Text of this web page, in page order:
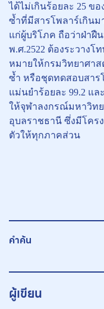
ได้ไม่เกินร้อยละ 25 ข
ซ้ำที่มีสารโพลาร์เกิน
แก่ผู้บริโภค ถือว่าฝ่าฝื
พ.ศ.2522 ต้องระวางโ
หมายให้กรมวิทยาศา
ซ้ำ หรือชุดทดสอบสาร
แม่นยำร้อยละ 99.2 แ
ให้จุฬาลงกรณ์มหาวิท
อุบลราชธานี ซึ่งมีโคร
ตัวให้ทุกภาคส่วน
คำค้น
ผู้เขียน